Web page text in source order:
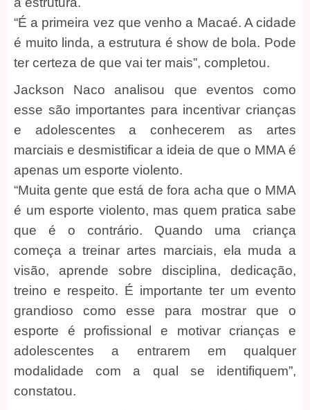
“É a primeira vez que venho a Macaé. A cidade
é muito linda, a estrutura é show de bola. Pode
ter certeza de que vai ter mais”, completou.
Jackson Naco analisou que eventos como
esse são importantes para incentivar crianças
e adolescentes a conhecerem as artes
marciais e desmistificar a ideia de que o MMA é
apenas um esporte violento.
“Muita gente que está de fora acha que o MMA
é um esporte violento, mas quem pratica sabe
que é o contrário. Quando uma criança
começa a treinar artes marciais, ela muda a
visão, aprende sobre disciplina, dedicação,
treino e respeito. É importante ter um evento
grandioso como esse para mostrar que o
esporte é profissional e motivar crianças e
adolescentes a entrarem em qualquer
modalidade com a qual se identifiquem”,
constatou.